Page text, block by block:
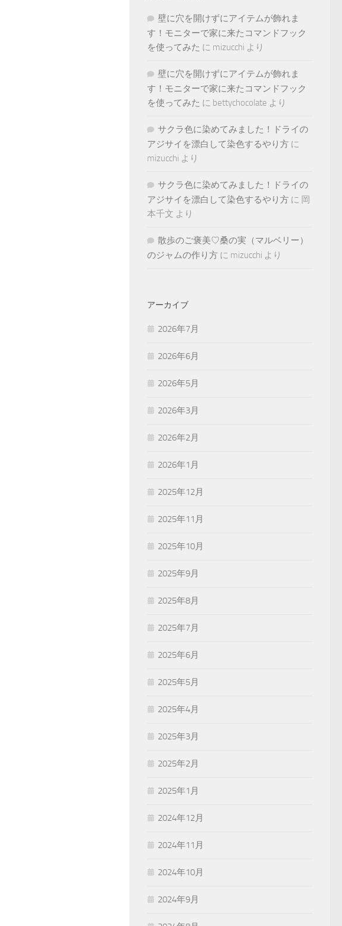
壁に穴を開けずにアイテムが飾れま
す！モニターで家に来たコマンドフック
を使ってみた に mizucchi より
壁に穴を開けずにアイテムが飾れま
す！モニターで家に来たコマンドフック
を使ってみた に bettychocolate より
サクラ色に染めてみました！ドライの
アジサイを漂白して染色するやり方 に
mizucchi より
サクラ色に染めてみました！ドライの
アジサイを漂白して染色するやり方 に 岡
本千文 より
散歩のご褒美♡桑の実（マルベリー）
のジャムの作り方 に mizucchi より
アーカイブ
2026年7月
2026年6月
2026年5月
2026年3月
2026年2月
2026年1月
2025年12月
2025年11月
2025年10月
2025年9月
2025年8月
2025年7月
2025年6月
2025年5月
2025年4月
2025年3月
2025年2月
2025年1月
2024年12月
2024年11月
2024年10月
2024年9月